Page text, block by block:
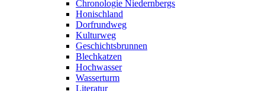
Chronologie Niedernbergs
Honischland
Dorfrundweg
Kulturweg
Geschichtsbrunnen
Blechkatzen
Hochwasser
Wasserturm
Literatur